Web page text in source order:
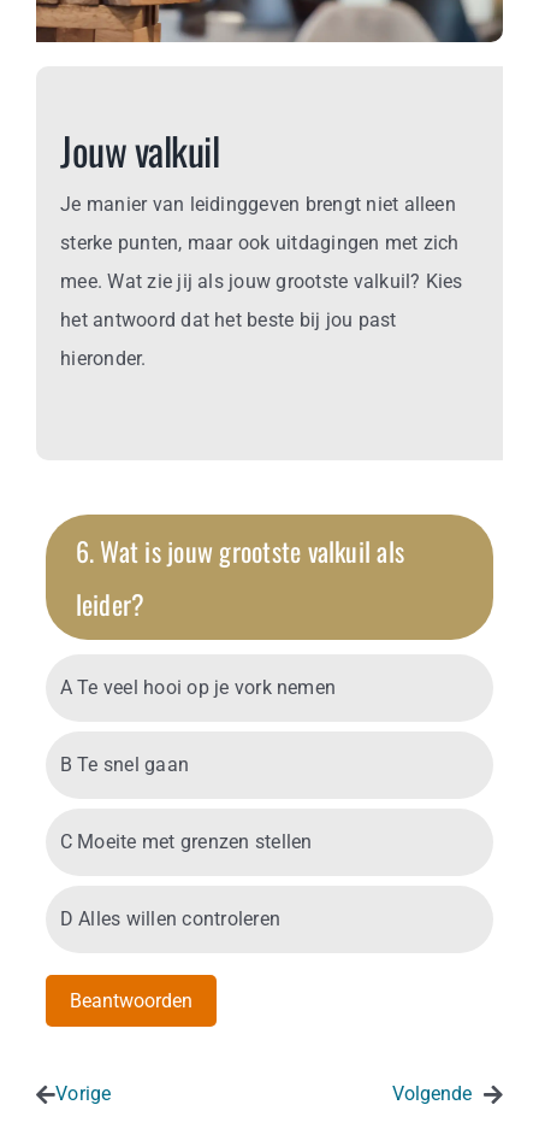
Jouw valkuil
Je manier van leidinggeven brengt niet alleen
sterke punten, maar ook uitdagingen met zich
mee. Wat zie jij als jouw grootste valkuil? Kies
het antwoord dat het beste bij jou past
hieronder.
6. Wat is jouw grootste valkuil als
leider?
A Te veel hooi op je vork nemen
B Te snel gaan
C Moeite met grenzen stellen
D Alles willen controleren
Vorige